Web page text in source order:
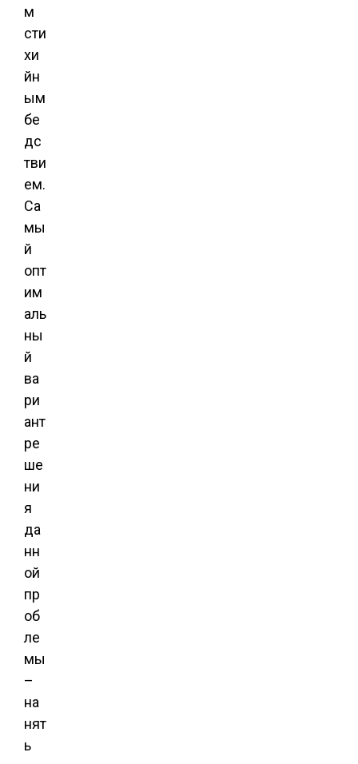
м
сти
хи
йн
ым
бе
дс
тви
ем.
Са
мы
й
опт
им
аль
ны
й
ва
ри
ант
ре
ше
ни
я
да
нн
ой
пр
об
ле
мы
–
на
нят
ь